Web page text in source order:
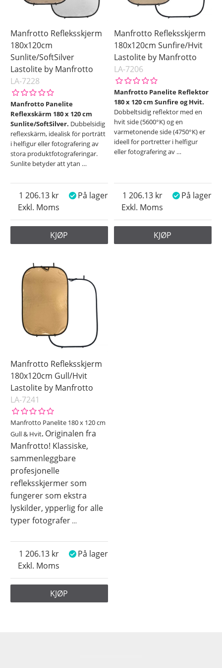
Manfrotto Refleksskjerm
180x120cm
Sunlite/SoftSilver
Lastolite by Manfrotto
LA-7228
Manfrotto Panelite
Reflexskärm 180 x 120 cm
Sunlite/SoftSilver. Dubbelsidig
reflexskärm, idealisk för porträtt
i helfigur eller fotografering av
stora produktfotograferingar.
Sunlite betyder att ytan …
Exkl. Moms
1 206.13 På lager
KJØP
Manfrotto Refleksskjerm
180x120cm Sunfire/Hvit
Lastolite by Manfrotto
LA-7206
Manfrotto Panelite Reflektor
180 x 120 cm Sunfire og Hvit.
Dobbeltsidig reflektor med en
hvit side (5600°K) og en
varmetonende side (4750°K) er
ideell for portretter i helfigur
eller fotografering av …
Exkl. Moms
1 206.13 På lager
KJØP
Manfrotto Refleksskjerm
180x120cm Gull/Hvit
Lastolite by Manfrotto
LA-7241
Manfrotto Panelite 180 x 120 cm
Gull & Hvit. Originalen fra
Manfrotto! Klassiske,
sammenleggbare
profesjonelle
refleksskjermer som
fungerer som ekstra
lyskilder, ypperlig for alle
typer fotografer …
Exkl. Moms
1 206.13 På lager
KJØP